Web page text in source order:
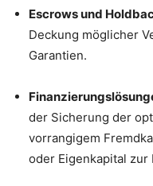
Escrows und
Deckung möglicher
Garantien.
der Sicherung der
vorrangigem
oder Eigenkapital zur